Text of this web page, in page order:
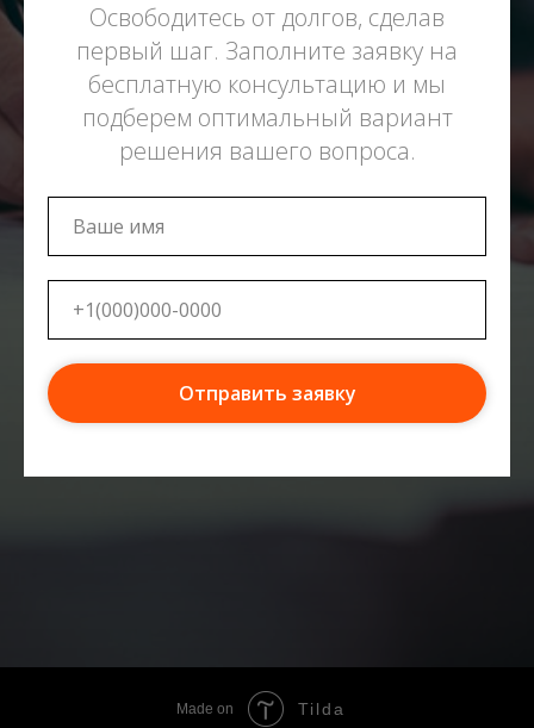
Освободитесь от долгов, сделав
первый шаг. Заполните заявку на
бесплатную консультацию и мы
подберем оптимальный вариант
решения вашего вопроса.
Отправить заявку
Made on Tilda